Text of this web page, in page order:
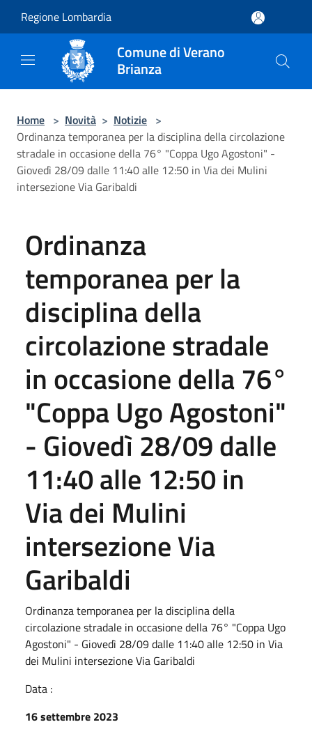
Regione Lombardia
Comune di Verano
Brianza
Home > Novità > Notizie >
Ordinanza temporanea per la disciplina della circolazione
stradale in occasione della 76° "Coppa Ugo Agostoni" -
Giovedì 28/09 dalle 11:40 alle 12:50 in Via dei Mulini
intersezione Via Garibaldi
Ordinanza
temporanea per la
disciplina della
circolazione stradale
in occasione della 76°
"Coppa Ugo Agostoni"
- Giovedì 28/09 dalle
11:40 alle 12:50 in
Via dei Mulini
intersezione Via
Garibaldi
Ordinanza temporanea per la disciplina della
circolazione stradale in occasione della 76° "Coppa Ugo
Agostoni" - Giovedì 28/09 dalle 11:40 alle 12:50 in Via
dei Mulini intersezione Via Garibaldi
Data :
16 settembre 2023